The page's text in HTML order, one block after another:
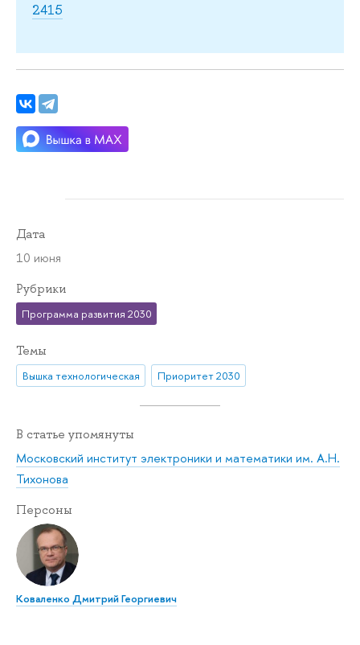
2415
Дата
10 июня
Рубрики
Программа развития 2030
Темы
Вышка технологическая Приоритет 2030
В статье упомянуты
Московский институт электроники и математики им. А.Н.
Тихонова
Персоны
Коваленко Дмитрий Георгиевич